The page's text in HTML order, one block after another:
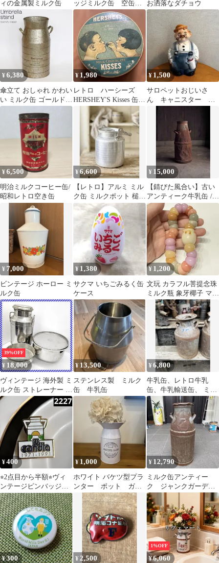
ィの金属製ミルク缶
ッジミルク缶 空缶
ヴィンテージ 小物 イン
テリア
お洒落なダチョウ
¥6,380
傘立て おしゃれ かわい
い ミルク缶 ゴールド
ブリキ 置物 飾り オブ
ジェ オーナメント ガー
デンニング雑貨 可愛い
おしゃれ 店舗 お祝い
新築祝い 贈り物 MILK
¥ 1,980
レトロ ハーシーズ
HERSHEY'S Kisses 缶
¥ 1,500
サロペットおじいさ
ん キャニスター 小
¥6,500
明治ミルクコーヒー缶/
昭和レトロ空き缶
¥6,600
【レトロ】アルミ ミル
ク缶 ミルクポット 槌目
刻印入り インテリア 20
¥ 15,000
【錆びた風合い】古い
アンティーク牛乳缶 /
ミルク缶古録展 送料無
料 中古 品番T31
¥ 7,000
ビンテージ ホーロー ミ
ルク缶
¥ 1,380
サクマ いちごみるく缶
ケース
¥ 1,200
文玩 カラフル菩提念珠
ミルク瓶 象牙椰子 マカ
ロンカラー 握り石 スト
レス発散
39%OFF
¥ 18,000
ヴィンテージ 海外製 ミ
ルク缶 ストレーナー 一
式セット 大型 ステンレ
ス 蓋付き 濾過器 酪農
古道具 インダストリア
ル 骨董
¥ 13,500
ステンレス製 ミルク
缶 牛乳缶
¥6,800
牛乳缶、レトロ牛乳
缶、牛乳輸送缶、 ミル
ク缶、ローソン缶、ガ
ーデニング雑貨
¥400
⭐︎2点目から半額⭐︎ヴィ
ンテージピンバッジ
フランス雑貨 ピン
ズ ミルク缶
¥ 1,000
ホワイト バケツ型プラ
ンター ポット ガー
デニング雑貨 インテ
リア ブリキ
¥ 12,790
ミルク缶アンティー
ク ジャンクガーデン
用 鉄錆びコレクター
¥300 ¥ 2,500
1%OFF
¥6,060